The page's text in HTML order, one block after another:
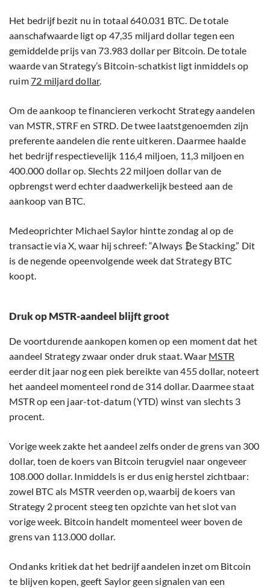
Het bedrijf bezit nu in totaal 640.031 BTC. De totale
aanschafwaarde ligt op 47,35 miljard dollar tegen een
gemiddelde prijs van 73.983 dollar per Bitcoin. De totale
waarde van Strategy’s Bitcoin-schatkist ligt inmiddels op
ruim72 miljard dollar.
Om de aankoop te financieren verkocht Strategy aandelen
van MSTR, STRF en STRD. De twee laatstgenoemden zijn
preferente aandelen die rente uitkeren. Daarmee haalde
het bedrijf respectievelijk 116,4 miljoen, 11,3 miljoen en
400.000 dollar op. Slechts 22 miljoen dollar van de
opbrengst werd echter daadwerkelijk besteed aan de
aankoop van BTC.
Medeoprichter Michael Saylor hintte zondag al op de
transactie via X, waar hij schreef: “Always ₿e Stacking.” Dit
is de negende opeenvolgende week dat Strategy BTC
koopt.
Druk op MSTR-aandeel blijft groot
De voortdurende aankopen komen op een moment dat het
aandeel Strategy zwaar onder druk staat. Waar MSTR
eerder dit jaar nog een piek bereikte van 455 dollar, noteert
het aandeel momenteel rond de 314 dollar. Daarmee staat
MSTR op een jaar-tot-datum (YTD) winst van slechts 3
procent.
Vorige week zakte het aandeel zelfs onder de grens van 300
dollar, toen de koers van Bitcoin terugviel naar ongeveer
108.000 dollar. Inmiddels is er dus enig herstel zichtbaar:
zowel BTC als MSTR veerden op, waarbij de koers van
Strategy 2 procent steeg ten opzichte van het slot van
vorige week. Bitcoin handelt momenteel weer boven de
grens van 113.000 dollar.
Ondanks kritiek dat het bedrijf aandelen inzet om Bitcoin
te blijven kopen, geeft Saylor geen signalen van een